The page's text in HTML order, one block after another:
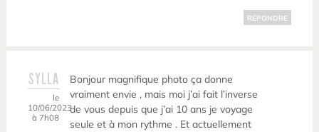
RÉPONDRE
SYLLA
le
10/06/2023
à 7h08
Bonjour magnifique photo ça donne
vraiment envie , mais moi j’ai fait l’inverse
de vous depuis que j’ai 10 ans je voyage
seule et à mon rythme . Et actuellement